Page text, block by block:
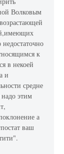
Волковым
к
в некоей
и
средне
этим
а
ваш